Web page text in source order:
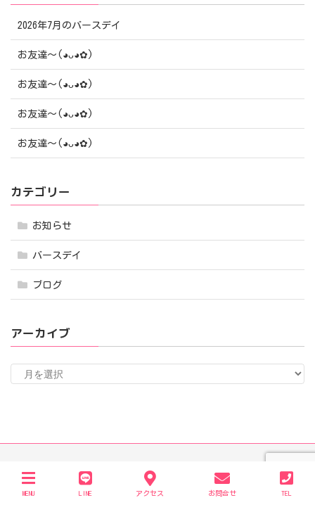
2026年7月のバースデイ
お友達〜(⁠◕⁠ᴗ⁠◕⁠✿⁠)
お友達〜(⁠◕⁠ᴗ⁠◕⁠✿⁠)
お友達〜(⁠◕⁠ᴗ⁠◕⁠✿⁠)
お友達〜(⁠◕⁠ᴗ⁠◕⁠✿⁠)
カテゴリー
お知らせ
バースデイ
ブログ
アーカイブ
In
MENU LINE アクセス お問合せ TEL